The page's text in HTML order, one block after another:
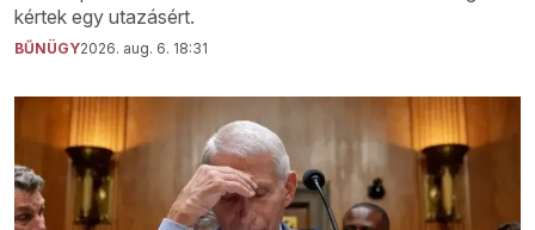
kértek egy utazásért.
BŰNÜGY2026. aug. 6. 18:31